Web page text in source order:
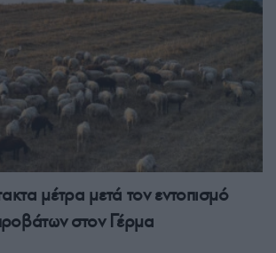
μέτρα μετά τον εντοπισμό
στον Γέρμα